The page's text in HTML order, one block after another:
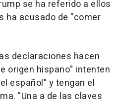
se ha referido a ellos
ha acusado de "comer
declaraciones hacen
origen hispano" intenten
español" y tengan el
"Una a de las claves